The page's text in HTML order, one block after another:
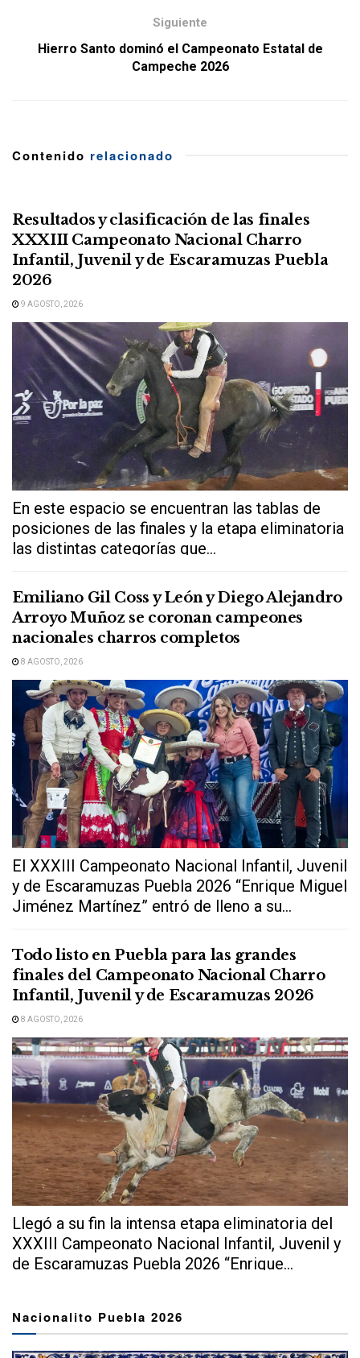
Siguiente
Hierro Santo dominó el Campeonato Estatal de
Campeche 2026
Contenido relacionado
Resultados y clasificación de las finales
XXXIII Campeonato Nacional Charro
Infantil, Juvenil y de Escaramuzas Puebla
2026
9 AGOSTO, 2026
En este espacio se encuentran las tablas de
posiciones de las finales y la etapa eliminatoria
las distintas categorías que...
Emiliano Gil Coss y León y Diego Alejandro
Arroyo Muñoz se coronan campeones
nacionales charros completos
8 AGOSTO, 2026
El XXXIII Campeonato Nacional Infantil, Juvenil
y de Escaramuzas Puebla 2026 “Enrique Miguel
Jiménez Martínez” entró de lleno a su...
Todo listo en Puebla para las grandes
finales del Campeonato Nacional Charro
Infantil, Juvenil y de Escaramuzas 2026
8 AGOSTO, 2026
Llegó a su fin la intensa etapa eliminatoria del
XXXIII Campeonato Nacional Infantil, Juvenil y
de Escaramuzas Puebla 2026 “Enrique...
Nacionalito Puebla 2026